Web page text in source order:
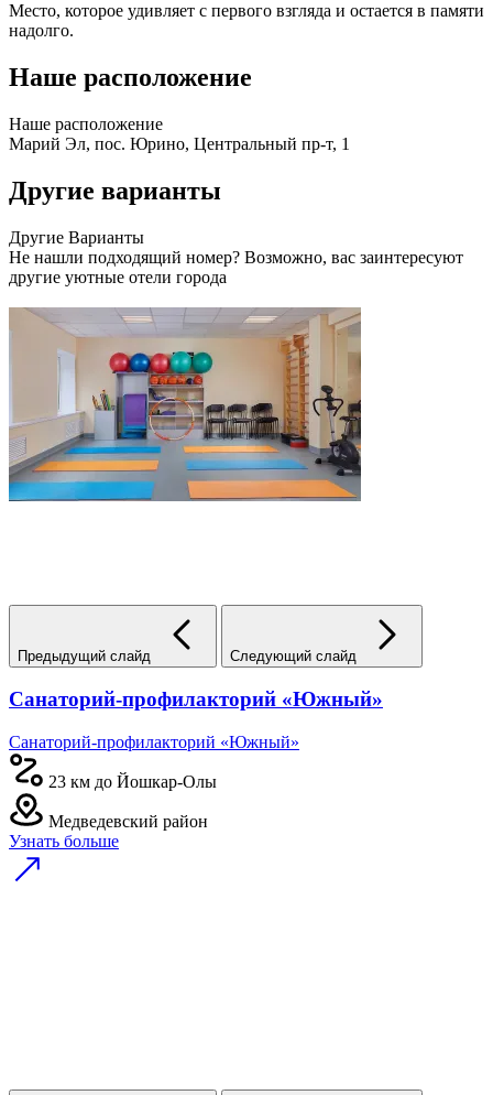
Место, которое удивляет с первого взгляда и остается в памяти
надолго.
Наше расположение
Наше расположение
Марий Эл, пос. Юрино, Центральный пр-т, 1
Другие варианты
Другие Варианты
Не нашли подходящий номер? Возможно, вас заинтересуют
другие уютные отели города
Предыдущий слайд Следующий слайд
Санаторий-профилакторий «Южный»
Санаторий-профилакторий «Южный»
23 км до Йошкар-Олы
Медведевский район
Узнать больше